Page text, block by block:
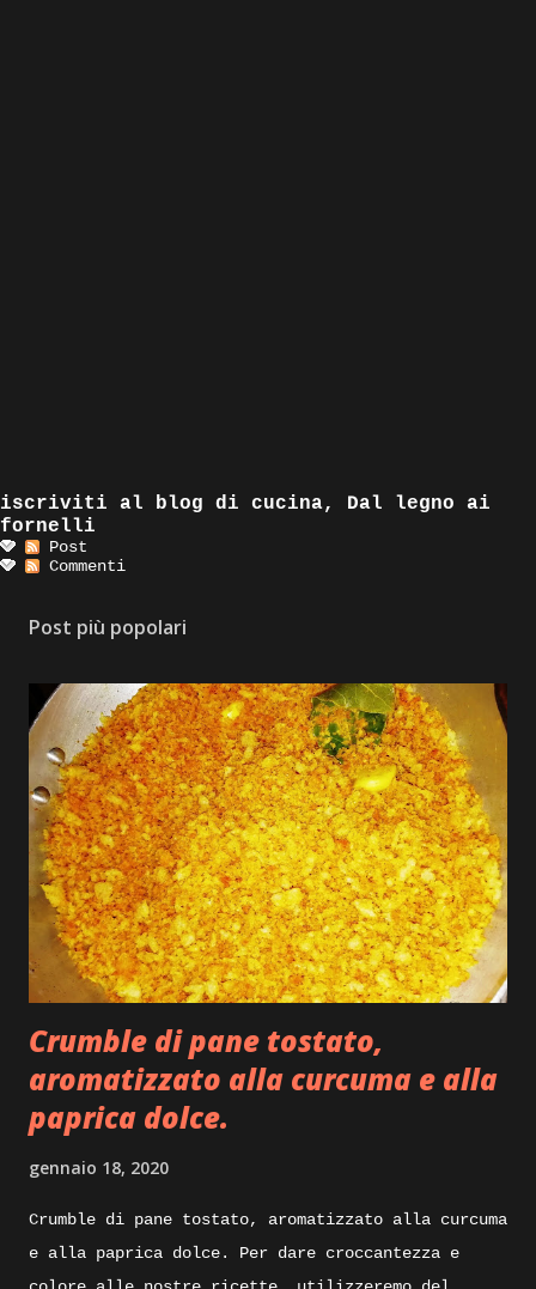
iscriviti al blog di cucina, Dal legno ai
fornelli
Post
Commenti
Post più popolari
Crumble di pane tostato,
aromatizzato alla curcuma e alla
paprica dolce.
gennaio 18, 2020
Crumble di pane tostato, aromatizzato alla curcuma
e alla paprica dolce. Per dare croccantezza e